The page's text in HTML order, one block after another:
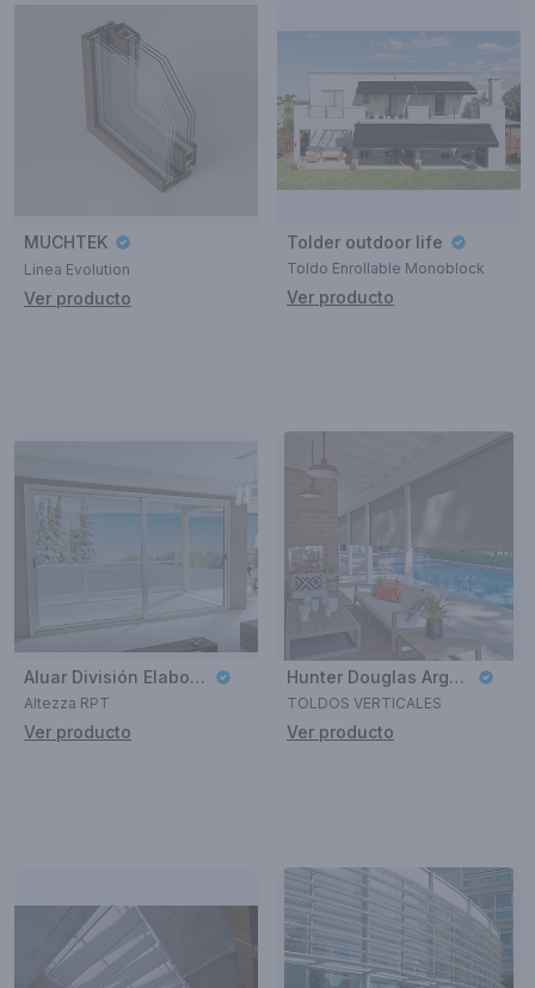
MUCHTEK
Línea Evolution
Ver producto
Tolder outdoor life
Toldo Enrollable Monoblock
Ver producto
Aluar División Elaborados
Altezza RPT
Ver producto
Hunter Douglas Argentina
TOLDOS VERTICALES
Ver producto